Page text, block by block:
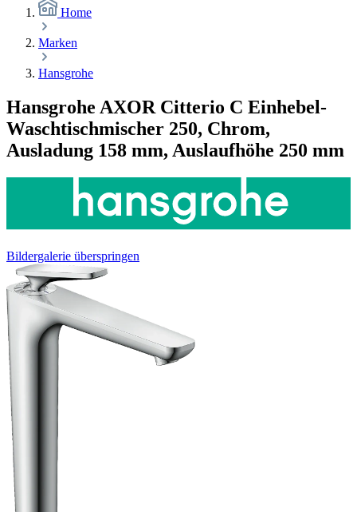
Home
Marken
Hansgrohe
Hansgrohe AXOR Citterio C Einhebel-
Waschtischmischer 250, Chrom,
Ausladung 158 mm, Auslaufhöhe 250 mm
Bildergalerie überspringen